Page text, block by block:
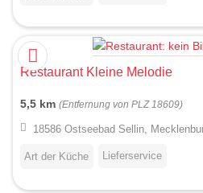
Restaurant Kleine Melodie
5,5 km (Entfernung von PLZ 18609)
18586 Ostseebad Sellin,
Art der Küche Lieferservice